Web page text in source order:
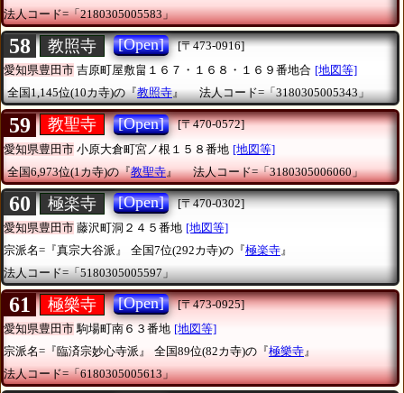
法人コード=「2180305005583」
58 教照寺 [Open]
[〒473-0916]
愛知県豊田市 吉原町屋敷畠１６７・１６８・１６９番地合 [地図等]
全国1,145位(10カ寺)の『教照寺』 法人コード=「3180305005343」
59 教聖寺 [Open]
[〒470-0572]
愛知県豊田市 小原大倉町宮ノ根１５８番地 [地図等]
全国6,973位(1カ寺)の『教聖寺』 法人コード=「3180305006060」
60 極楽寺 [Open]
[〒470-0302]
愛知県豊田市 藤沢町洞２４５番地 [地図等]
宗派名=『真宗大谷派』
全国7位(292カ寺)の『極楽寺』
法人コード=「5180305005597」
61 極樂寺 [Open]
[〒473-0925]
愛知県豊田市駒場町南６３番地 [地図等]
宗派名=『臨済宗妙心寺派』
全国89位(82カ寺)の『極樂寺』
法人コード=「6180305005613」